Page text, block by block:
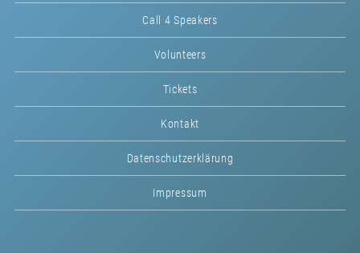
Call 4 Speakers
Volunteers
Tickets
Kontakt
Datenschutzerklärung
Impressum